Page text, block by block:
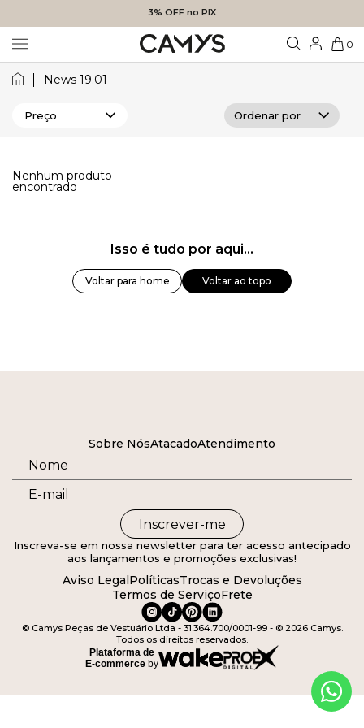
3% OFF no PIX
0
News 19.01
Preço
Nenhum produto
encontrado
Isso é tudo por aqui...
Voltar para home Voltar ao topo
Sobre NósAtacadoAtendimento
Inscrever-me
Inscreva-se em nossa newsletter para ter acesso antecipado
aos lançamentos e promoções exclusivas!
Aviso LegalPolíticasTrocas e Devoluções
Termos de ServiçoFrete
© Camys Peças de Vestuário Ltda - 31.364.700/0001-99 - © 2026 Camys.
Todos os direitos reservados.
Plataforma de
E-commerce by